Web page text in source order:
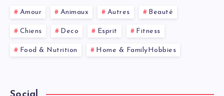
Amour Animaux Autres Beauté
Chiens Deco Esprit Fitness
Food & Nutrition Home & FamilyHobbies